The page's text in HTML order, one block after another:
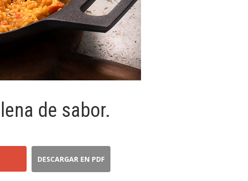
de sabor.
DESCARGAR EN PDF